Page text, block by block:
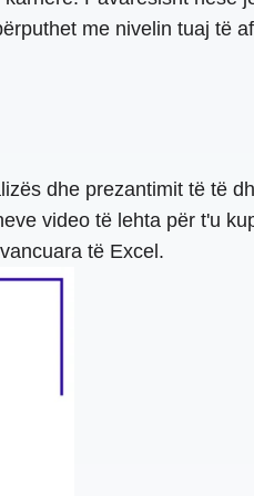
me nivelin tuaj të
dhe prezantimit të të
video të lehta për t'u
të Excel.